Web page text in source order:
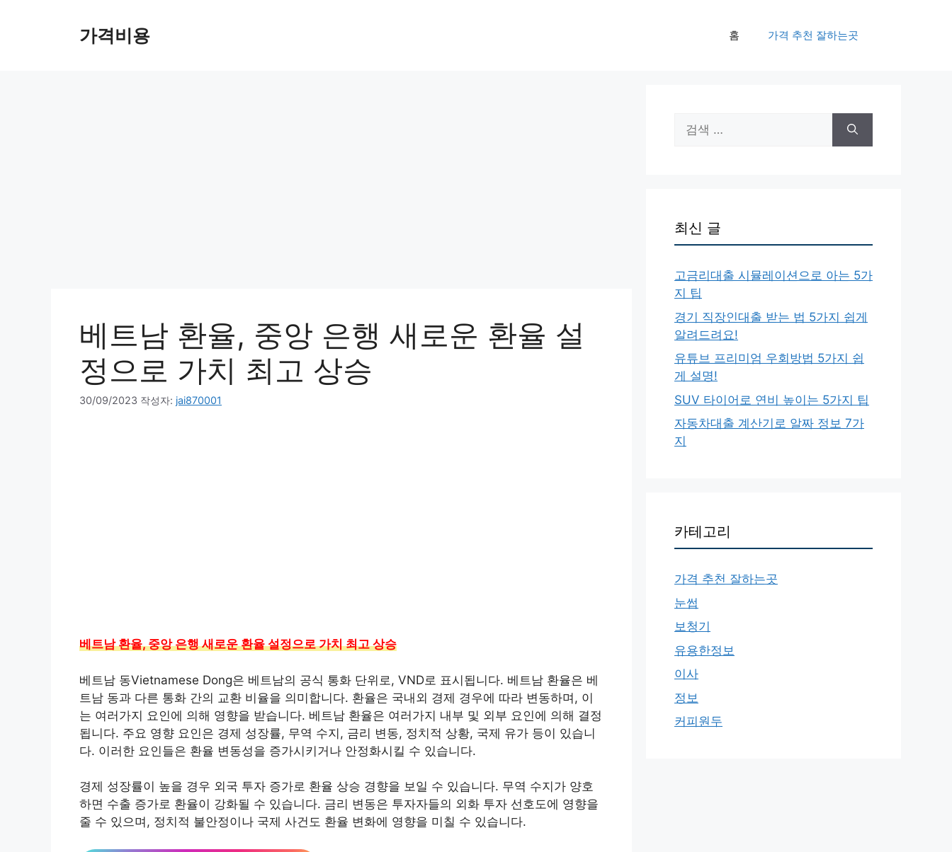
가격비용 홈 가격 추천 잘하는곳
베트남 환율, 중앙 은행 새로운 환율 설
정으로 가치 최고 상승
30/09/2023 작성자: jai870001
베트남 환율, 중앙 은행 새로운 환율 설정으로 가치 최고 상승
베트남 동Vietnamese Dong은 베트남의 공식 통화 단위로, VND로 표시됩니다. 베트남 환율은 베
트남 동과 다른 통화 간의 교환 비율을 의미합니다. 환율은 국내외 경제 경우에 따라 변동하며, 이
는 여러가지 요인에 의해 영향을 받습니다. 베트남 환율은 여러가지 내부 및 외부 요인에 의해 결정
됩니다. 주요 영향 요인은 경제 성장률, 무역 수지, 금리 변동, 정치적 상황, 국제 유가 등이 있습니
다. 이러한 요인들은 환율 변동성을 증가시키거나 안정화시킬 수 있습니다.
경제 성장률이 높을 경우 외국 투자 증가로 환율 상승 경향을 보일 수 있습니다. 무역 수지가 양호
하면 수출 증가로 환율이 강화될 수 있습니다. 금리 변동은 투자자들의 외화 투자 선호도에 영향을
줄 수 있으며, 정치적 불안정이나 국제 사건도 환율 변화에 영향을 미칠 수 있습니다.
색:
최신 글
고금리대출 시뮬레이션으로 아는 5가
지 팁
경기 직장인대출 받는 법 5가지 쉽게
알려드려요!
유튜브 프리미엄 우회방법 5가지 쉽
게 설명!
SUV 타이어로 연비 높이는 5가지 팁
자동차대출 계산기로 알짜 정보 7가
지
카테고리
가격 추천 잘하는곳
눈썹
보청기
유용한정보
이사
정보
커피원두